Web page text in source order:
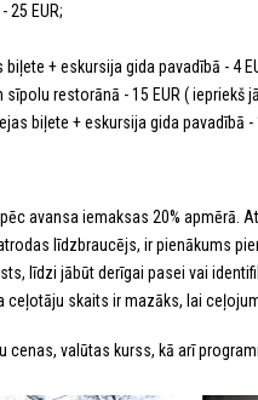
25 EUR;
+ eskursija gida pavadībā - 4
restorānā - 15 EUR ( iepriekš
biļete + eskursija gida pavadībā -
avansa iemaksas 20% apmērā.
līdzbraucējs, ir pienākums
līdzi jābūt derīgai pasei vai
ceļotāju skaits ir mazāks, lai
cenas, valūtas kurss, kā arī